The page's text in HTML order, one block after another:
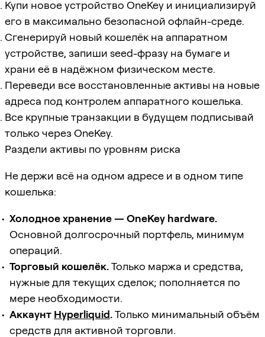
Купи новое устройство OneKey и инициализируй
его в максимально безопасной офлайн-среде.
Сгенерируй новый кошелёк на аппаратном
устройстве, запиши seed-фразу на бумаге и
храни её в надёжном физическом месте.
Переведи все восстановленные активы на новые
адреса под контролем аппаратного кошелька.
Все крупные транзакции в будущем подписывай
только через OneKey.
Раздели активы по уровням риска
Не держи всё на одном адресе и в одном типе
кошелька:
Холодное хранение — OneKey hardware.
Основной долгосрочный портфель, минимум
операций.
Торговый кошелёк.Только маржа и средства,
нужные для текущих сделок; пополняется по
мере необходимости.
Аккаунт Hyperliquid.Только минимальный объём
средств для активной торговли.